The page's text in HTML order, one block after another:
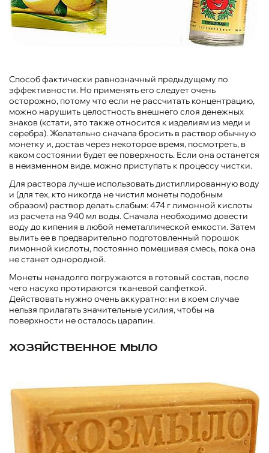
Способ фактически равнозначный предыдущему по
эффективности. Но применять его следует очень
осторожно, потому что если не рассчитать концентрацию,
можно нарушить целостность внешнего слоя денежных
знаков (кстати, это также относится к изделиям из меди и
серебра). Желательно сначала бросить в раствор обычную
монетку и, достав через некоторое время, посмотреть, в
каком состоянии будет ее поверхность. Если она останется
в неизменном виде, можно приступать к процессу чистки.
Для раствора лучше использовать дистиллированную воду
и (для тех, кто никогда не чистил монеты подобным
образом) раствор делать слабым: 474 г лимонной кислоты
из расчета на 940 мл воды. Сначала необходимо довести
воду до кипения в любой неметаллической емкости. Затем
вылить ее в предварительно подготовленный порошок
лимонной кислоты, постоянно помешивая смесь, пока она
не станет однородной.
Монеты ненадолго погружаются в готовый состав, после
чего насухо протираются тканевой салфеткой.
Действовать нужно очень аккуратно: ни в коем случае
нельзя прилагать значительные усилия, чтобы на
поверхности не осталось царапин.
Хозяйственное мыло